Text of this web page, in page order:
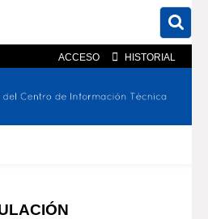
ACCESO HISTORIAL
En el sitio